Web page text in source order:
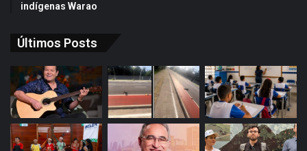
indígenas Warao
Últimos Posts